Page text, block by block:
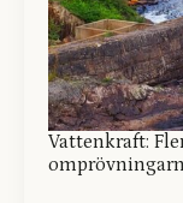
Vattenkraft: